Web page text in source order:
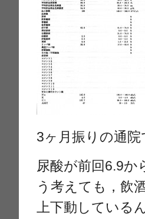
3ヶ月振りの通院
尿酸が前回6.9
う考えても，飲
上下動している